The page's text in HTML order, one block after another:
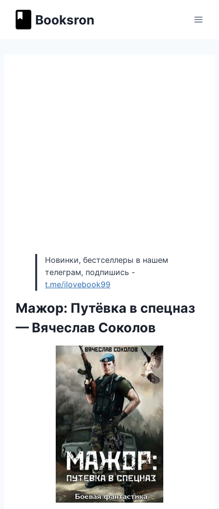
содержимому
Booksron
Новинки, бестселлеры в нашем
телеграм, подпишись -
t.me/ilovebook99
Мажор: Путёвка в спецназ
— Вячеслав Соколов